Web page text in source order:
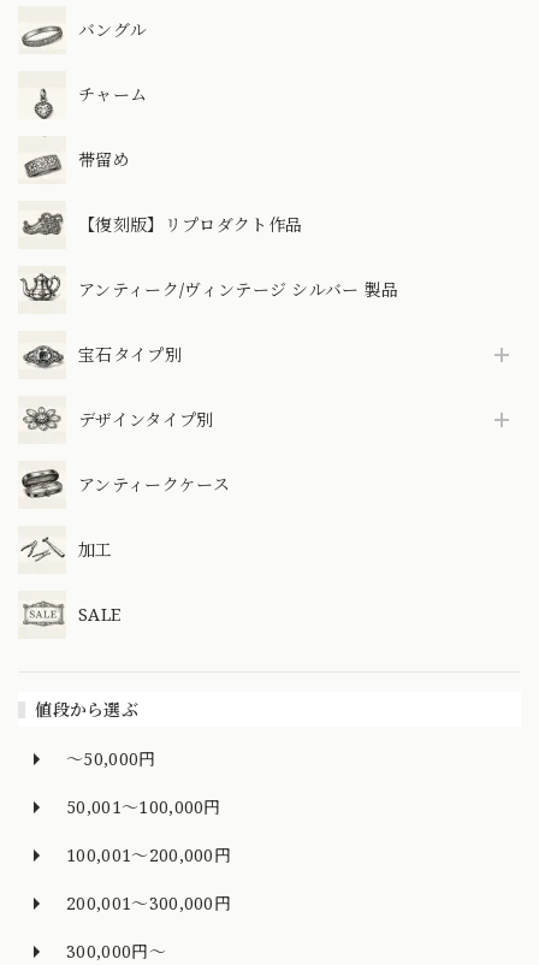
バングル
チャーム
帯留め
【復刻版】リプロダクト作品
アンティーク/ヴィンテージ シルバー 製品
宝石タイプ別
デザインタイプ別
アンティークケース
加工
SALE
値段から選ぶ
～50,000円
50,001～100,000円
100,001～200,000円
200,001～300,000円
300,000円～